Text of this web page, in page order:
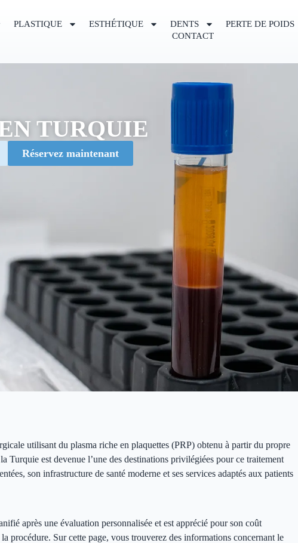
PLASTIQUE ESTHÉTIQUE DENTS PERTE DE POIDS
CONTACT
TURQUIE
Réservez maintenant
utilisant du plasma riche en plaquettes (PRP) obtenu à partir du propre
Turquie est devenue l’une des destinations privilégiées pour ce traitement
son infrastructure de santé moderne et ses services adaptés aux patients
après une évaluation personnalisée et est apprécié pour son coût
procédure. Sur cette page, vous trouverez des informations concernant le